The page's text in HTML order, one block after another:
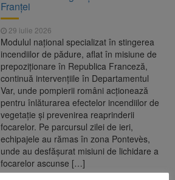
Franței
29 iulie 2026
Modulul național specializat în stingerea
incendiilor de pădure, aflat în misiune de
prepoziționare în Republica Franceză,
continuă intervențiile în Departamentul
Var, unde pompierii români acționează
pentru înlăturarea efectelor incendiilor de
vegetație și prevenirea reaprinderii
focarelor. Pe parcursul zilei de ieri,
echipajele au rămas în zona Pontevès,
unde au desfășurat misiuni de lichidare a
focarelor ascunse […]